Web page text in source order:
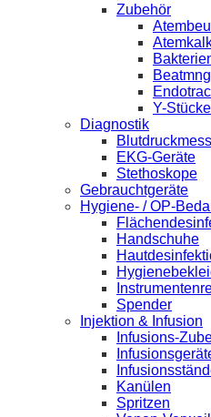
Zubehör
Y-
Diagnostik
EKG-Geräte
Stethoskope
Gebrauchtgeräte
Hygiene- / OP-
Handschuhe
Spender
Injektion & Infusion
Infusions-
Kanülen
Spritzen